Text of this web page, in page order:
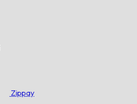
Zippay